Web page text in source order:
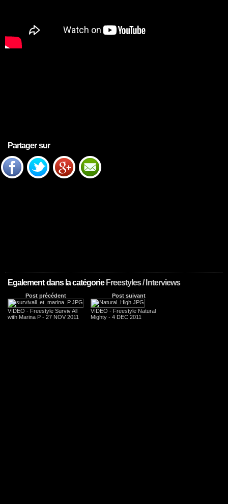
Partager sur
Egalement dans la catégorie Freestyles / Interviews
Post précédent
VIDEO - Freestyle Surviv All
with Marina P - 27 NOV 2011
Post suivant
VIDEO - Freestyle Natural
Mighty - 4 DEC 2011